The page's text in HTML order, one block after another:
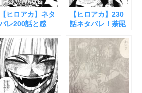
【ヒロアカ】ネタ
レ200話と感
性
【ヒロアカ】230
話ネタバレ！荼毘
覚！？